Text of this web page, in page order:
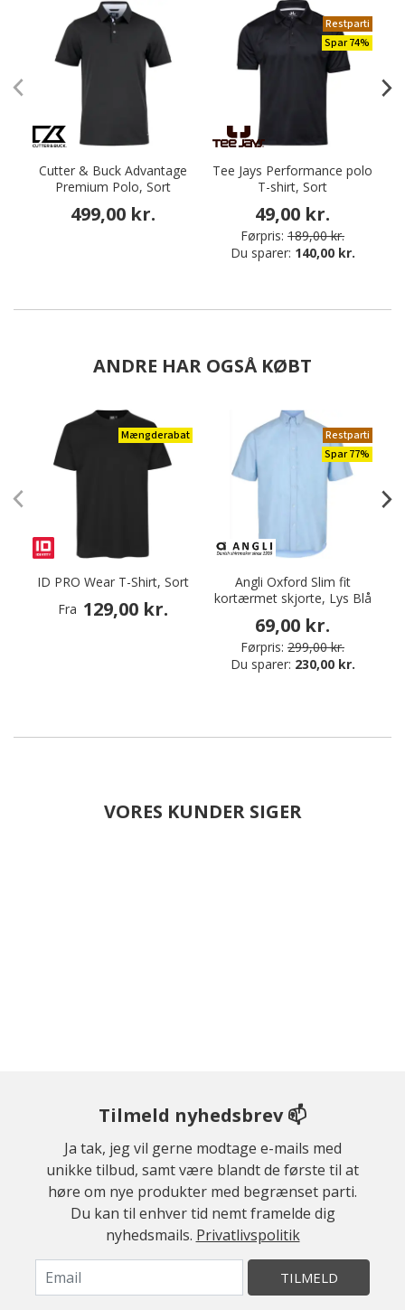
Cutter & Buck Advantage
Premium Polo, Sort
499,00 kr.
Restparti
Spar 74%
Tee Jays Performance polo
T-shirt, Sort
49,00 kr.
Førpris: 189,00 kr.
Du sparer: 140,00 kr.
ANDRE HAR OGSÅ KØBT
Mængderabat
ID PRO Wear T-Shirt, Sort
Fra 129,00 kr.
Restparti
Spar 77%
Angli Oxford Slim fit
kortærmet skjorte, Lys Blå
69,00 kr.
Førpris: 299,00 kr.
Du sparer: 230,00 kr.
VORES KUNDER SIGER
Tilmeld nyhedsbrev 📫
Ja tak, jeg vil gerne modtage e-mails med
unikke tilbud, samt være blandt de første til at
høre om nye produkter med begrænset parti.
Du kan til enhver tid nemt framelde dig
nyhedsmails. Privatlivspolitik
TILMELD